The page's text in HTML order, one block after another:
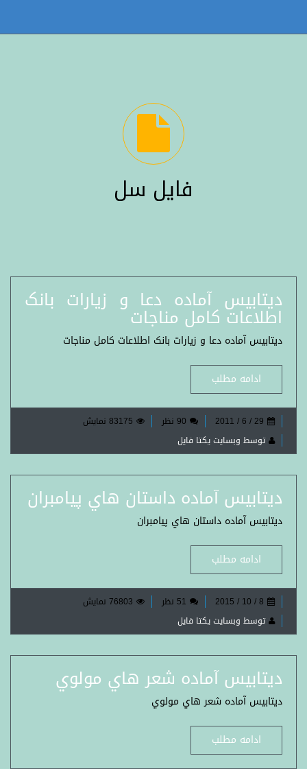
فایل سل
ديتابيس آماده دعا و زيارات بانک
اطلاعات کامل مناجات
ديتابيس آماده دعا و زيارات بانک اطلاعات کامل مناجات
ادامه مطلب
29 / 6 / 2011 90 نظر
83175 نمایش
توسط وبسایت یکتا فایل
ديتابيس آماده داستان هاي پيامبران
ديتابيس آماده داستان هاي پيامبران
ادامه مطلب
8 / 10 / 2015 51 نظر
76803 نمایش
توسط وبسایت یکتا فایل
ديتابيس آماده شعر هاي مولوي
ديتابيس آماده شعر هاي مولوي
ادامه مطلب